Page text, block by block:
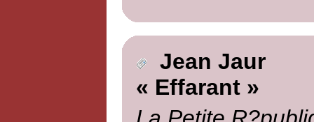
Jean Jaur
« Effarant »